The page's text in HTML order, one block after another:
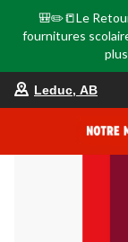
🎒✏️📒Le
fournitures
Leduc, AB